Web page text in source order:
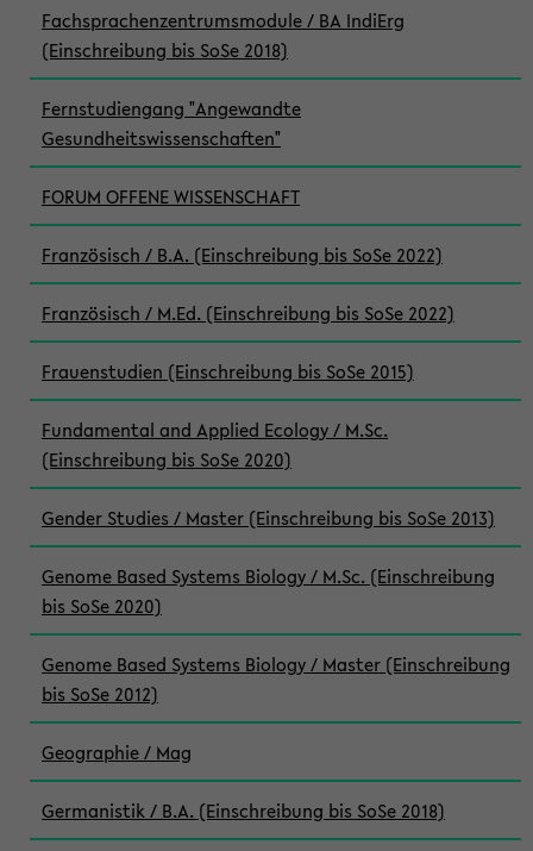
Fachsprachenzentrumsmodule / BA IndiErg
(Einschreibung bis SoSe 2018)
Fernstudiengang "Angewandte
Gesundheitswissenschaften"
FORUM OFFENE WISSENSCHAFT
Französisch / B.A. (Einschreibung bis SoSe 2022)
Französisch / M.Ed. (Einschreibung bis SoSe 2022)
Frauenstudien (Einschreibung bis SoSe 2015)
Fundamental and Applied Ecology / M.Sc.
(Einschreibung bis SoSe 2020)
Gender Studies / Master (Einschreibung bis SoSe 2013)
Genome Based Systems Biology / M.Sc. (Einschreibung
bis SoSe 2020)
Genome Based Systems Biology / Master (Einschreibung
bis SoSe 2012)
Geographie / Mag
Germanistik / B.A. (Einschreibung bis SoSe 2018)